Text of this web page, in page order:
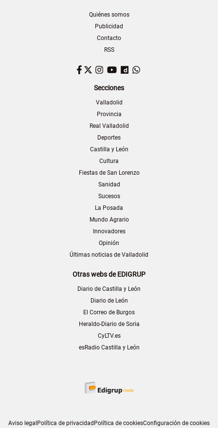
Quiénes somos
Publicidad
Contacto
RSS
Facebook
TwitterInstagram
YouTubeDailymotion
Secciones
Valladolid
Provincia
Real Valladolid
Deportes
Castilla y León
Cultura
Fiestas de San Lorenzo
Sanidad
Sucesos
La Posada
Mundo Agrario
Innovadores
Opinión
Últimas noticias de Valladolid
Otras webs de EDIGRUP
Diario de Castilla y León
Diario de León
El Correo de Burgos
Heraldo-Diario de Soria
CyLTV.es
esRadio Castilla y León
Aviso legal Política de privacidad Política de cookiesConfiguración de cookies